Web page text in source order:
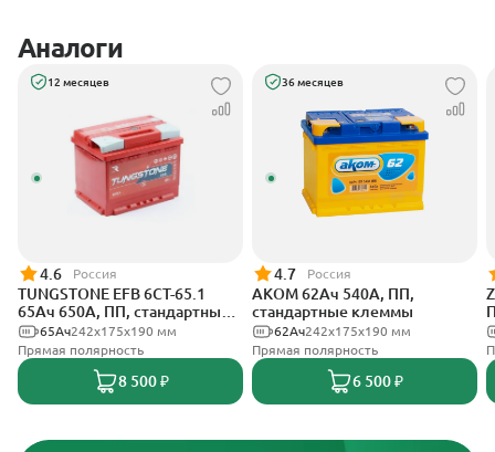
Аналоги
12 месяцев
4.6 Россия
TUNGSTONE EFB 6СТ-65.1
65Ач 650А, ПП, стандартные
клеммы242x175x190 мм
65Ач
Прямая полярность
8 500 ₽
36 месяцев
4.7 Россия
АКОМ 62Ач 540А, ПП,
стандартные клеммы
242x175x190 мм
62Ач
Прямая полярность
6 500 ₽